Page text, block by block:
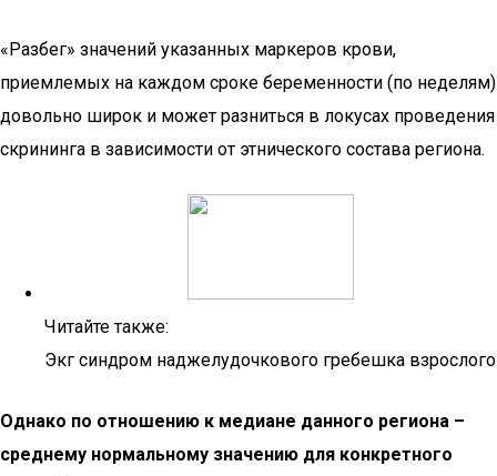
«Разбег» значений указанных маркеров крови,
приемлемых на каждом сроке беременности (по неделям)
довольно широк и может разниться в локусах проведения
скрининга в зависимости от этнического состава региона.
Читайте также:
Экг синдром наджелудочкового гребешка взрослого
Однако по отношению к медиане данного региона –
среднему нормальному значению для конкретного